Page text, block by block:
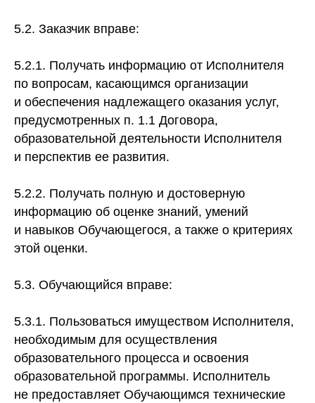
5.2. Заказчик вправе:
5.2.1. Получать информацию от Исполнителя
по вопросам, касающимся организации
и обеспечения надлежащего оказания услуг,
предусмотренных п. 1.1 Договора,
образовательной деятельности Исполнителя
и перспектив ее развития.
5.2.2. Получать полную и достоверную
информацию об оценке знаний, умений
и навыков Обучающегося, а также о критериях
этой оценки.
5.3. Обучающийся вправе:
5.3.1. Пользоваться имуществом Исполнителя,
необходимым для осуществления
образовательного процесса и освоения
образовательной программы. Исполнитель
не предоставляет Обучающимся технические